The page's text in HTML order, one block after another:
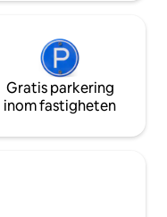
Gratis parkering
inom fastigheten